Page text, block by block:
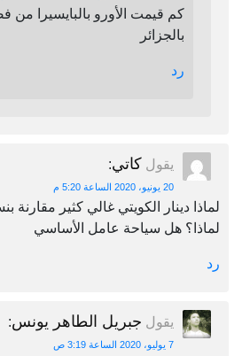
كم قيمت الأورو بالبايسيرا من
بالجزائر
رد
يقول كاتي:
20 يونيو، 2020 الساعة 5:20 م
لماذا دينار الكويتي غالي كثير مقارنة
لماذا؟ هل سياحة عامل الأساسي
رد
يقول جبريل الطاهر يونس:
7 يوليو، 2020 الساعة 3:19 ص